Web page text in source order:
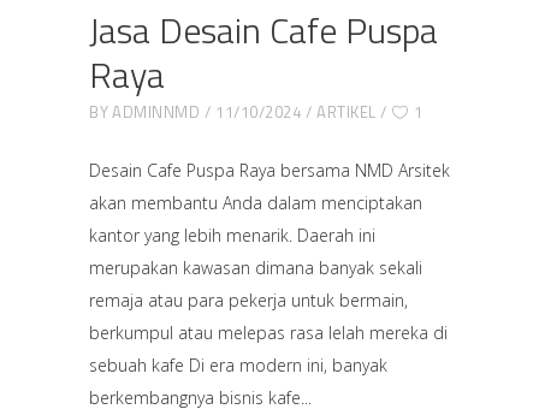
Jasa Desain Cafe Puspa
Raya
BYADMINNMD 11/10/2024 ARTIKEL 1
Desain Cafe Puspa Raya bersama NMD Arsitek
akan membantu Anda dalam menciptakan
kantor yang lebih menarik. Daerah ini
merupakan kawasan dimana banyak sekali
remaja atau para pekerja untuk bermain,
berkumpul atau melepas rasa lelah mereka di
sebuah kafe Di era modern ini, banyak
berkembangnya bisnis kafe